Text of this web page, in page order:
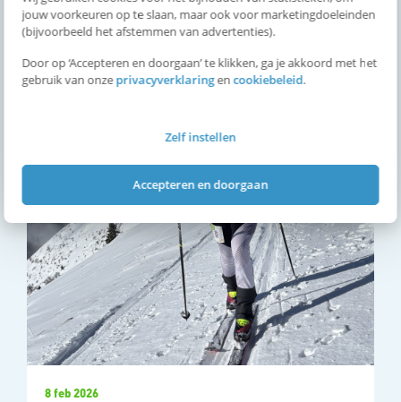
jouw voorkeuren op te slaan, maar ook voor marketingdoeleinden
(bijvoorbeeld het afstemmen van advertenties).
Door op ‘Accepteren en doorgaan’ te klikken, ga je akkoord met het
gebruik van onzeprivacyverklaringencookiebeleid.
Zelf instellen
Accepteren en doorgaan
Uitslagen
8 feb 2026